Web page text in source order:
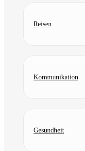
Reisen
Kommunikation
Gesundheit